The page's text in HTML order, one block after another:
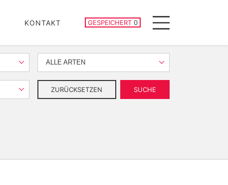
KONTAKT GESPEICHERT 0
GESPEICHERTE IMMOBILIEN
Menu
ALLE ARTEN
ZURÜCKSETZEN SUCHE